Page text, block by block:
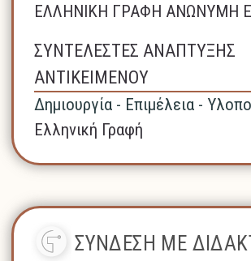
ΕΛΛΗΝΙΚΗ ΓΡΑΦΗ ΑΝΩΝΥΜΗ
ΣΥΝΤΕΛΕΣΤΕΣ ΑΝΑΠΤΥΞΗΣ
ΑΝΤΙΚΕΙΜΕΝΟΥ
Δημιουργία - Επιμέλεια -
Ελληνική Γραφή
ΣΥΝΔΕΣΗ ΜΕ